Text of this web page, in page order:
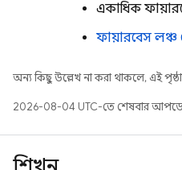
একাধিক
ফায়ারবেস লঞ্চ
অন্য কিছু উল্লেখ না করা থাকলে, এই
2026-08-04 UTC-তে শেষবার